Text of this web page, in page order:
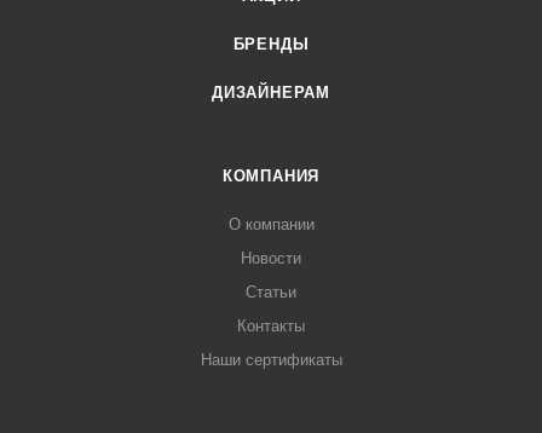
БРЕНДЫ
ДИЗАЙНЕРАМ
КОМПАНИЯ
О компании
Новости
Статьи
Контакты
Наши сертификаты